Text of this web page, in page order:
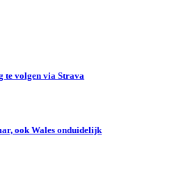
te volgen via Strava
ook Wales onduidelijk